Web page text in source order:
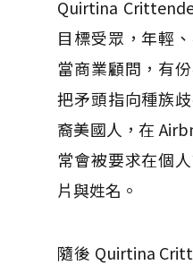
Quirtina
目標受眾，年輕
當商業顧問，有
把矛頭指向種族
裔美國人，在
常會被要求在個
片與姓名。
隨後 Quirtina